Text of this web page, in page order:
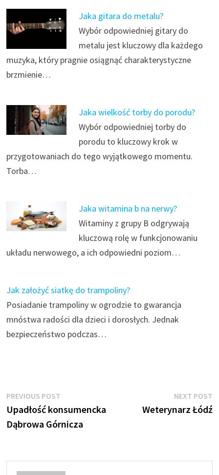
Jaka gitara do metalu?
Wybór odpowiedniej gitary do
metalu jest kluczowy dla każdego
muzyka, który pragnie osiągnąć charakterystyczne
brzmienie…
Jaka wielkość torby do porodu?
Wybór odpowiedniej torby do
porodu to kluczowy krok w
przygotowaniach do tego wyjątkowego momentu.
Torba…
Jaka witamina b na nerwy?
Witaminy z grupy B odgrywają
kluczową rolę w funkcjonowaniu
układu nerwowego, a ich odpowiedni poziom…
Jak założyć siatkę do trampoliny?
Posiadanie trampoliny w ogrodzie to gwarancja
mnóstwa radości dla dzieci i dorosłych. Jednak
bezpieczeństwo podczas…
Nawigacja
wpisu
PREVIOUS POSTPrevious
post:
Upadłość konsumencka
Dąbrowa Górnicza
NEXT POST
Weterynarz Łódź